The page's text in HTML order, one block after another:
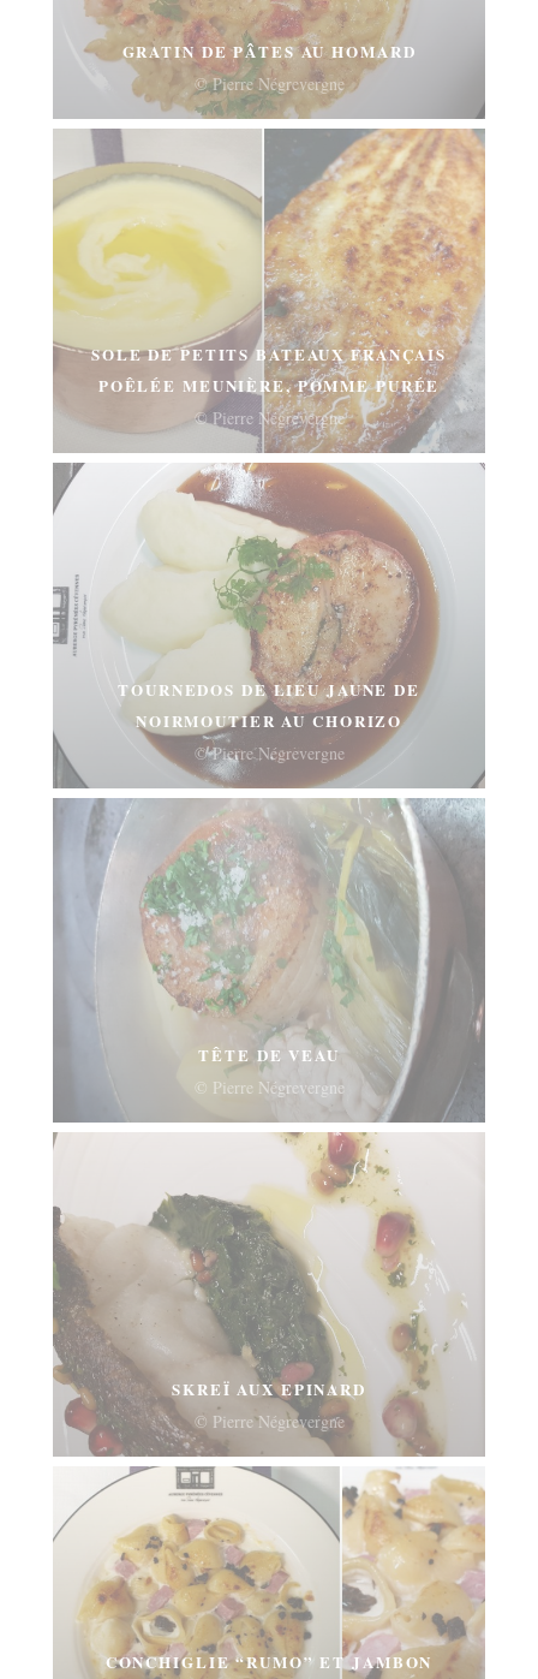
GRATIN DE PÂTES AU HOMARD
© Pierre Négrevergne
SOLE DE PETITS BATEAUX FRANÇAIS
POÊLÉE MEUNIÈRE, POMME PURÉE
© Pierre Négrevergne
TOURNEDOS DE LIEU JAUNE DE
NOIRMOUTIER AU CHORIZO
© Pierre Négrevergne
TÊTE DE VEAU
© Pierre Négrevergne
SKREÏ AUX EPINARD
© Pierre Négrevergne
CONCHIGLIE “RUMO” ET JAMBON